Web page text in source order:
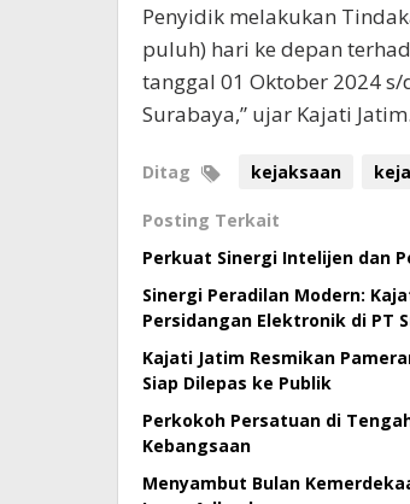
Penyidik melakukan
puluh) hari ke depan
tanggal 01 Oktober 2024
Surabaya,” ujar Kajati
Ditag kejaksaan
Posting Terkait
Perkuat Sinergi Intelijen dan
Sinergi Peradilan Modern:
Persidangan Elektronik di PT
Kajati Jatim Resmikan
Siap Dilepas ke Publik
Perkokoh Persatuan di
Kebangsaan
Menyambut Bulan